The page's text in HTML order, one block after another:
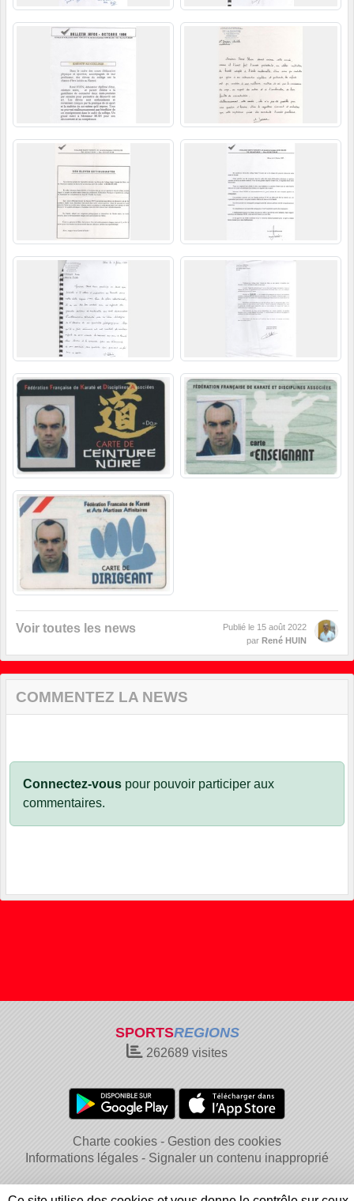
Voir toutes les news Publié le 15 août 2022
par René HUIN
COMMENTEZ LA NEWS
Connectez-vous pour pouvoir participer aux
commentaires.
SPORTSREGIONS
262689 visites
Charte cookies
Gestion des cookies
Informations légales
Signaler un contenu inapproprié